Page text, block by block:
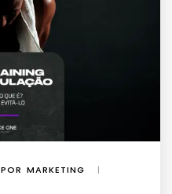
POR MARKETING
|